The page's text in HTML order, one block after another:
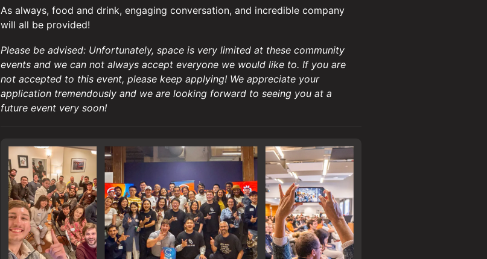
As always, food and drink, engaging conversation, and incredible company
will all be provided!
Please be advised: Unfortunately, space is very limited at these community
events and we can not always accept everyone we would like to. If you are
not accepted to this event, please keep applying! We appreciate your
application tremendously and we are looking forward to seeing you at a
future event very soon!